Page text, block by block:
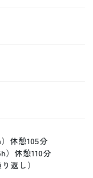
休憩105分
）休憩110分
返し）